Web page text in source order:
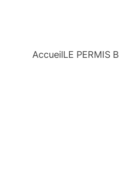
AccueilLE PERMIS B